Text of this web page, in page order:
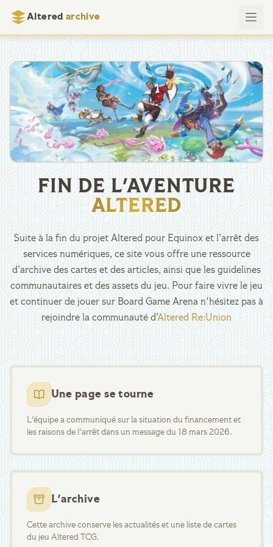
Altered archive
FIN DE L'AVENTURE
ALTERED
Suite à la fin du projet Altered pour Equinox et l’arrêt des
services numériques, ce site vous offre une ressource
d’archive des cartes et des articles, ainsi que les guidelines
communautaires et des assets du jeu. Pour faire vivre le jeu
et continuer de jouer sur Board Game Arena n'hésitez pas à
rejoindre la communauté d’Altered Re:Union
Une page se tourne
L'équipe a communiqué sur la situation du financement et
les raisons de l'arrêt dans un message du 18 mars 2026.
L'archive
Cette archive conserve les actualités et une liste de cartes
du jeu Altered TCG.